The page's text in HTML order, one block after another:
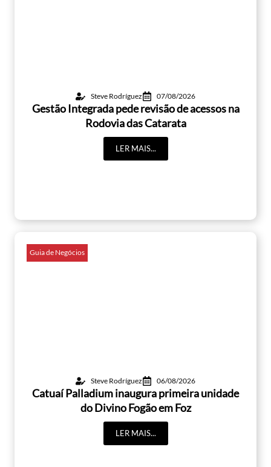
Steve Rodríguez 07/08/2026
Gestão Integrada pede revisão de acessos na
Rodovia das Catarata
LER MAIS...
Guia de Negócios
Steve Rodríguez 06/08/2026
Catuaí Palladium inaugura primeira unidade
do Divino Fogão em Foz
LER MAIS...